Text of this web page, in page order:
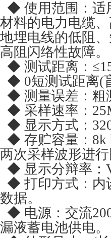
◆ 使用范围：适
材料的电力电缆
地埋电线的低阻
高阻闪络性故障。
◆ 测试距离：
◆ 0短测试距离(
◆ 测量误差：粗
◆ 采样速率：
◆ 显示方式：
◆ 存贮容量：8k
两次采样波形进行
◆ 显示分辩率：
◆ 打印方式：内
数据。
◆ 电源：交流
漏液蓄电池供电。